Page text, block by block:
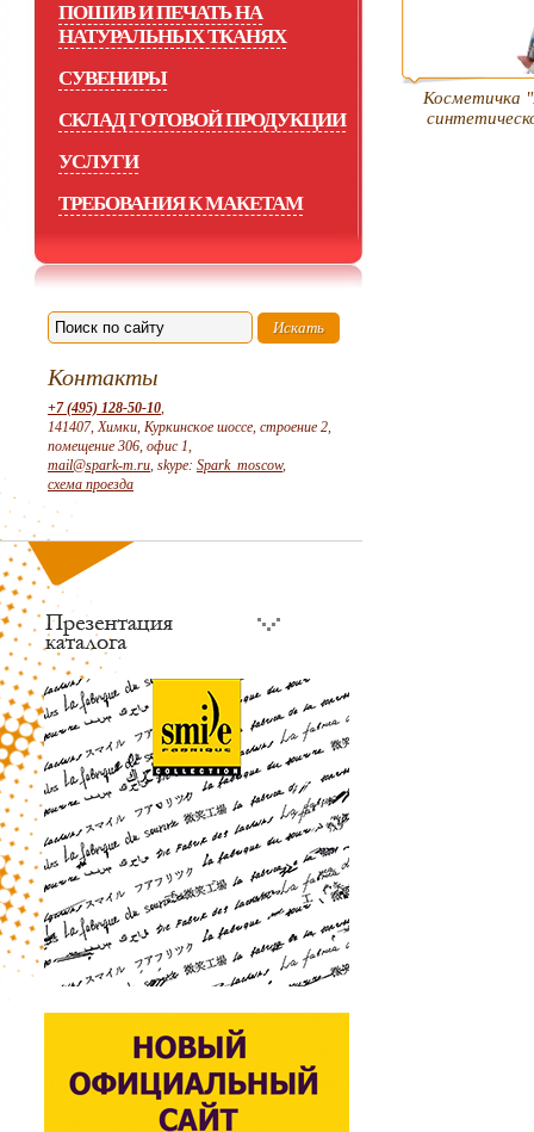
ПОШИВ И ПЕЧАТЬ НА
НАТУРАЛЬНЫХ ТКАНЯХ
СУВЕНИРЫ
СКЛАД ГОТОВОЙ ПРОДУКЦИИ
УСЛУГИ
ТРЕБОВАНИЯ К МАКЕТАМ
Контакты
+7 (495) 128-50-10,
141407, Химки, Куркинское шоссе, строение 2,
помещение 306, офис 1,
mail@spark-m.ru, skype: Spark_moscow,
схема проезда
Косметичка